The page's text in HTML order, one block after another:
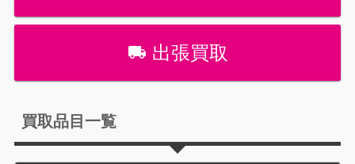
出張買取
買取品目一覧